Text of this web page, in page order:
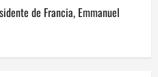
de Francia, Emmanuel